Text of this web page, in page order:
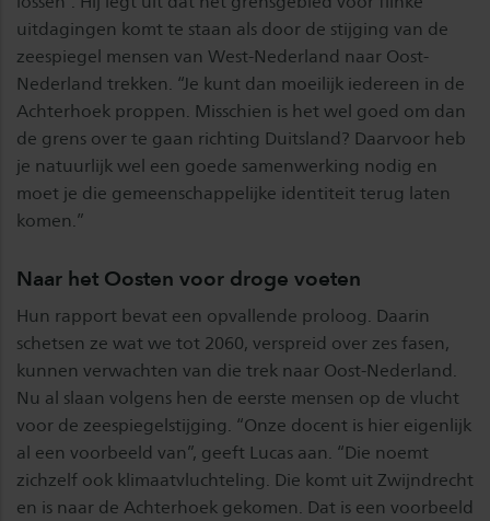
uitdagingen komt te staan als door de stijging van de
zeespiegel mensen van West-Nederland naar Oost-
Nederland trekken. “Je kunt dan moeilijk iedereen in de
Achterhoek proppen. Misschien is het wel goed om dan
de grens over te gaan richting Duitsland? Daarvoor heb
je natuurlijk wel een goede samenwerking nodig en
moet je die gemeenschappelijke identiteit terug laten
komen.”
Naar het Oosten voor droge voeten
Hun rapport bevat een opvallende proloog. Daarin
schetsen ze wat we tot 2060, verspreid over zes fasen,
kunnen verwachten van die trek naar Oost-Nederland.
Nu al slaan volgens hen de eerste mensen op de vlucht
voor de zeespiegelstijging. “Onze docent is hier eigenlijk
al een voorbeeld van”, geeft Lucas aan. “Die noemt
zichzelf ook klimaatvluchteling. Die komt uit Zwijndrecht
en is naar de Achterhoek gekomen. Dat is een voorbeeld